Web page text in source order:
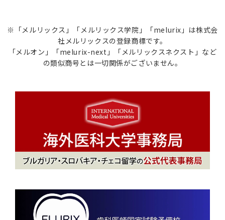
※「メルリックス」「メルリックス学院」「melurix」は株式会
社メルリックスの登録商標です。
「メルオン」「melurix-next」「メルリックスネクスト」など
の類似商号とは一切関係がございません。